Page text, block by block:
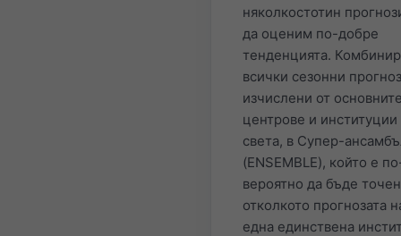
няколкостотин
да оценим по-добре
тенденцията.
всички сезонни
изчислени от
центрове и институции
света, в Супер-
(ENSEMBLE), който е
вероятно да бъде
отколкото прогнозата
една единствена